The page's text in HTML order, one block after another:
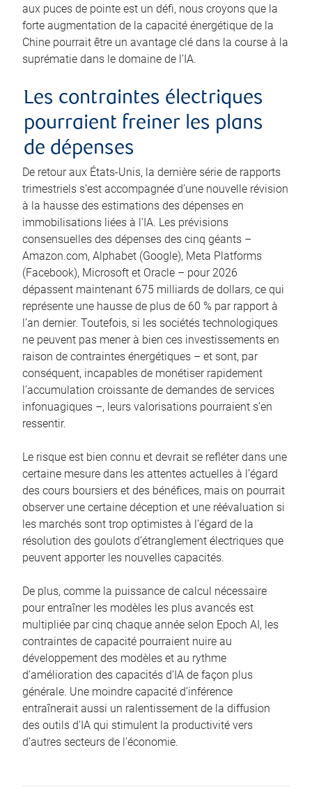
aux puces de pointe est un défi, nous croyons que la
forte augmentation de la capacité énergétique de la
Chine pourrait être un avantage clé dans la course à la
suprématie dans le domaine de l’IA.
Les contraintes électriques
pourraient freiner les plans
de dépenses
De retour aux États-Unis, la dernière série de rapports
trimestriels s’est accompagnée d’une nouvelle révision
à la hausse des estimations des dépenses en
immobilisations liées à l’IA. Les prévisions
consensuelles des dépenses des cinq géants –
Amazon.com, Alphabet (Google), Meta Platforms
(Facebook), Microsoft et Oracle – pour 2026
dépassent maintenant 675 milliards de dollars, ce qui
représente une hausse de plus de 60 % par rapport à
l’an dernier. Toutefois, si les sociétés technologiques
ne peuvent pas mener à bien ces investissements en
raison de contraintes énergétiques – et sont, par
conséquent, incapables de monétiser rapidement
l’accumulation croissante de demandes de services
infonuagiques –, leurs valorisations pourraient s’en
ressentir.
Le risque est bien connu et devrait se refléter dans une
certaine mesure dans les attentes actuelles à l’égard
des cours boursiers et des bénéfices, mais on pourrait
observer une certaine déception et une réévaluation si
les marchés sont trop optimistes à l’égard de la
résolution des goulots d’étranglement électriques que
peuvent apporter les nouvelles capacités.
De plus, comme la puissance de calcul nécessaire
pour entraîner les modèles les plus avancés est
multipliée par cinq chaque année selon Epoch AI, les
contraintes de capacité pourraient nuire au
développement des modèles et au rythme
d’amélioration des capacités d’IA de façon plus
générale. Une moindre capacité d’inférence
entraînerait aussi un ralentissement de la diffusion
des outils d’IA qui stimulent la productivité vers
d’autres secteurs de l’économie.